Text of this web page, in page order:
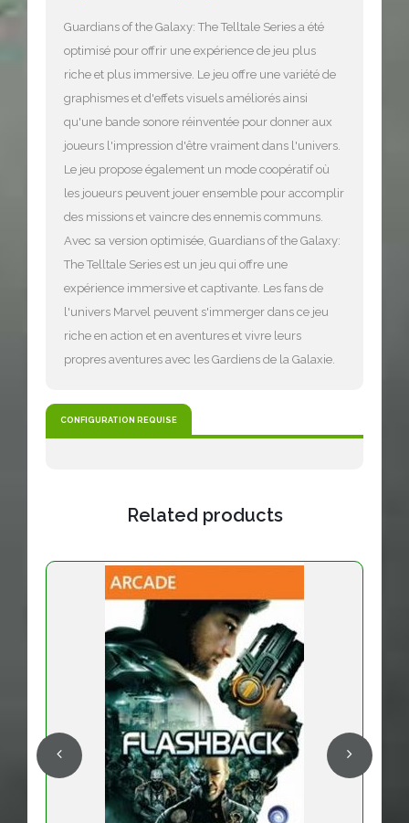
Guardians of the Galaxy: The Telltale Series a été
optimisé pour offrir une expérience de jeu plus
riche et plus immersive. Le jeu offre une variété de
graphismes et d'effets visuels améliorés ainsi
qu'une bande sonore réinventée pour donner aux
joueurs l'impression d'être vraiment dans l'univers.
Le jeu propose également un mode coopératif où
les joueurs peuvent jouer ensemble pour accomplir
des missions et vaincre des ennemis communs.
Avec sa version optimisée, Guardians of the Galaxy:
The Telltale Series est un jeu qui offre une
expérience immersive et captivante. Les fans de
l'univers Marvel peuvent s'immerger dans ce jeu
riche en action et en aventures et vivre leurs
propres aventures avec les Gardiens de la Galaxie.
CONFIGURATION REQUISE
Related products